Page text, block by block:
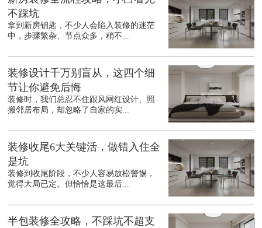
不踩坑
拿到新房钥匙，不少人会陷入装修的迷茫
中，步骤繁杂、节点众多，稍不...
装修设计千万别盲从，这四个细
节让你避免后悔
装修时，我们总忍不住跟风网红设计、照
搬邻居布局，却忽略了自家的实...
装修收尾6大关键活，做错入住全
是坑
装修到收尾阶段，不少人容易放松警惕，
觉得大局已定。但恰恰是这最后...
半包装修全攻略，不踩坑不超支